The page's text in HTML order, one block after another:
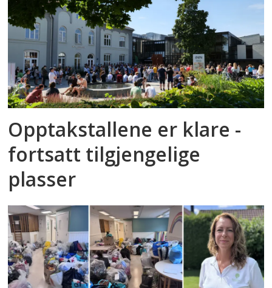
Opptakstallene er klare -
fortsatt tilgjengelige
plasser